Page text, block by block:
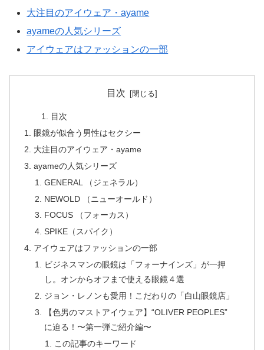
大注目のアイウェア・ayame
ayameの人気シリーズ
アイウェアはファッションの一部
目次
目次
眼鏡が似合う男性はセクシー
大注目のアイウェア・ayame
ayameの人気シリーズ
GENERAL （ジェネラル）
NEWOLD （ニューオールド）
FOCUS （フォーカス）
SPIKE（スパイク）
アイウェアはファッションの一部
ビジネスマンの眼鏡は「フォーナインズ」が一押
し。オンからオフまで使える眼鏡４選
ジョン・レノンも愛用！こだわりの「白山眼鏡店」
【色男のマストアイウェア】“OLIVER PEOPLES”
に迫る！〜第一弾ご紹介編〜
この記事のキーワード